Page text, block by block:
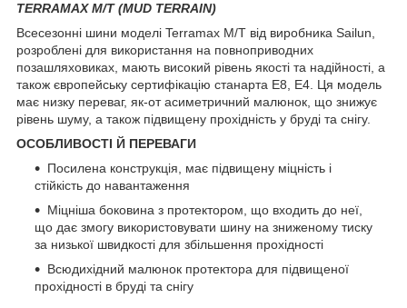
TERRAMAX M/T (MUD TERRAIN)
Всесезонні шини моделі Terramax M/T від виробника Sailun,
розроблені для використання на повноприводних
позашляховиках, мають високий рівень якості та надійності, а
також європейську сертифікацію станарта E8, E4. Ця модель
має низку переваг, як-от асиметричний малюнок, що знижує
рівень шуму, а також підвищену прохідність у бруді та снігу.
ОСОБЛИВОСТІ Й ПЕРЕВАГИ
Посилена конструкція, має підвищену міцність і
стійкість до навантаження
Міцніша боковина з протектором, що входить до неї,
що дає змогу використовувати шину на зниженому тиску
за низької швидкості для збільшення прохідності
Всюдихідний малюнок протектора для підвищеної
прохідності в бруді та снігу